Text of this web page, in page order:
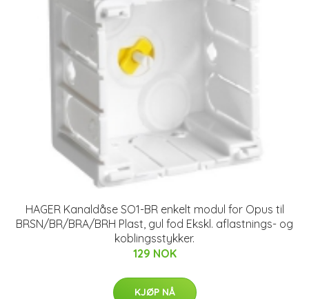
HAGER Kanaldåse SO1-BR enkelt modul for Opus til
BRSN/BR/BRA/BRH Plast, gul fod Ekskl. aflastnings- og
koblingsstykker.
129 NOK
KJØP NÅ